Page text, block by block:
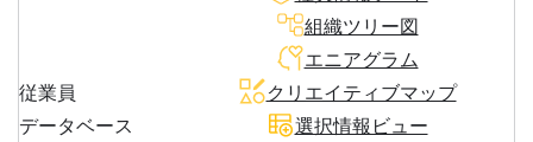
従業員
データベース
組織ツリー図
エニアグラム
クリエイティブマップ
選択情報ビュー